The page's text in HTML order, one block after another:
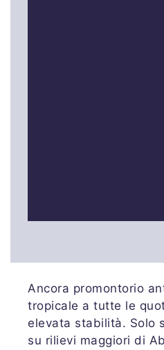
Ancora promontorio
tropicale a tutte le
elevata stabilità. Solo
su rilievi maggiori di